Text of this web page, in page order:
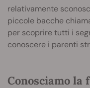
relativamente
piccole bacche
per scoprire tutti i
conoscere i parenti
Conosciamo la